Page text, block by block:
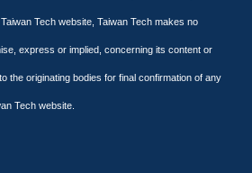
Tech website, Taiwan Tech makes no
express or implied, concerning its content or
the originating bodies for final confirmation of any
Tech website.